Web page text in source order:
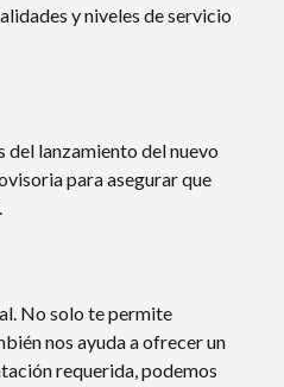
y niveles de servicio
del lanzamiento del nuevo
para asegurar que
No solo te permite
nos ayuda a ofrecer un
requerida, podemos